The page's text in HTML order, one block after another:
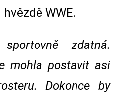
WWE.
zdatná.
mohla postavit asi
Dokonce by